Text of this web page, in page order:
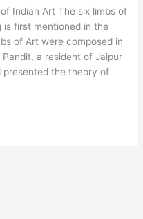
Indian Art The six limbs of
first mentioned in the
of Art were composed in
a resident of Jaipur
presented the theory of